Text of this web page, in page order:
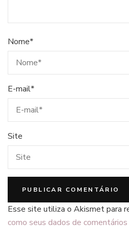
Nome*
E-mail*
Site
Esse site utiliza o Akismet para
como seus dados de